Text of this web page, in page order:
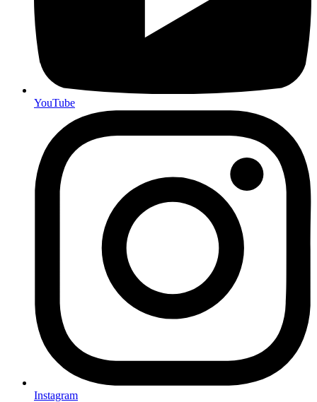
YouTube
Instagram